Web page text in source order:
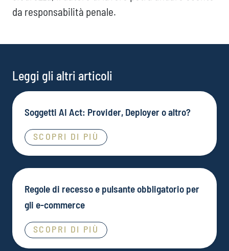
da responsabilità penale.
Leggi gli altri articoli
Soggetti AI Act: Provider, Deployer o altro?
SCOPRI DI PIÙ
Regole di recesso e pulsante obbligatorio per
gli e-commerce
SCOPRI DI PIÙ